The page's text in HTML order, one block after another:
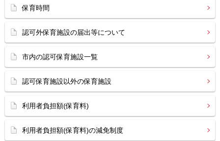
保育時間
認可外保育施設の届出等について
市内の認可保育施設一覧
認可保育施設以外の保育施設
利用者負担額(保育料)
利用者負担額(保育料)の減免制度